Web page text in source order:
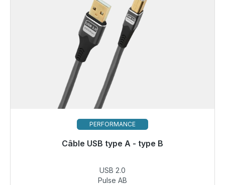
PERFORMANCE
Câble USB type A - type B
Prêt à être expédié, délai de livraison 48h*
17,99 €
USB 2.0
Pulse AB